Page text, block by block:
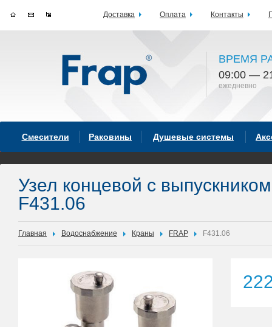
ВРЕМЯ
09:00 —
ежедневно
Смесители Раковины Душевые системы
Узел концевой с
F431.06
Главная Водоснабжение Краны FRAP F431.06
Доставка Оплата Контакты